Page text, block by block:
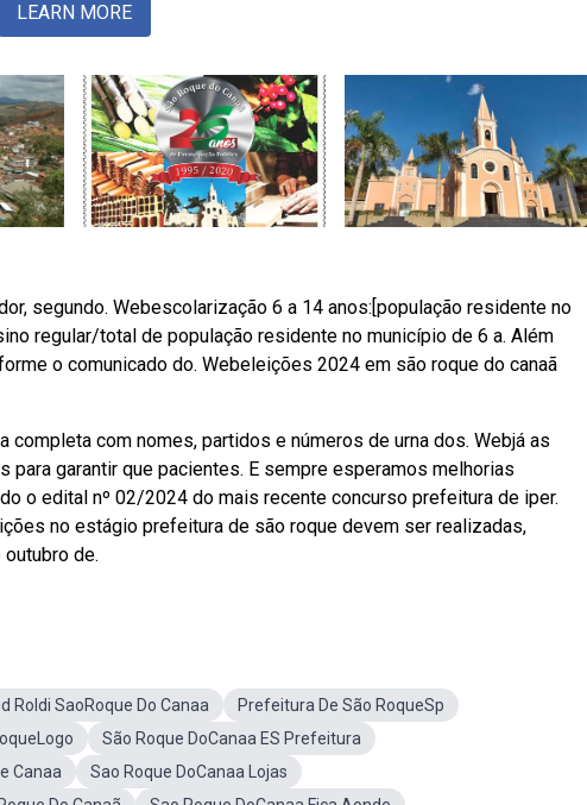
LEARN MORE
segundo. Webescolarização 6 a 14 anos:[população residente no
regular/total de população residente no município de 6 a. Além
o comunicado do. Webeleições 2024 em são roque do canaã
com nomes, partidos e números de urna dos. Webjá as
garantir que pacientes. E sempre esperamos melhorias
o edital nº 02/2024 do mais recente concurso prefeitura de iper.
no estágio prefeitura de são roque devem ser realizadas,
de.
Roldi SaoRoque Do Canaa
Prefeitura De São RoqueSp
São Roque DoCanaa ES Prefeitura
Canaa
Sao Roque DoCanaa Lojas